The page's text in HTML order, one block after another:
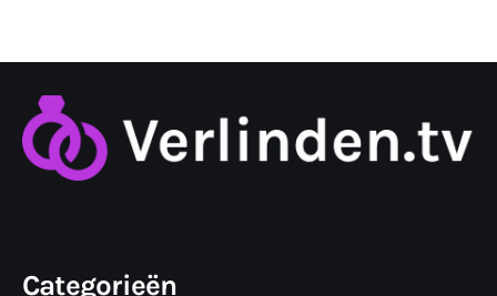
Categorieën